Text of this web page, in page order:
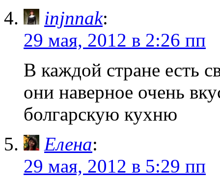
injnnak:
29 мая, 2012 в 2:26 пп
В каждой стране есть
они наверное очень
болгарскую кухню
Елена:
29 мая, 2012 в 5:29 пп